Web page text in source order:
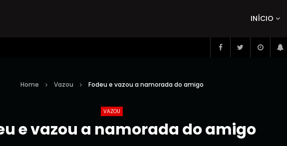
INÍCIO
Home Vazou Fodeu e vazou a namorada do amigo
VAZOU
e vazou a namorada do amigo